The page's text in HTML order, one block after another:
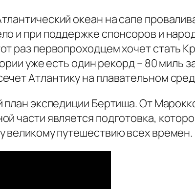
океан на сапе
и при поддержке спонсоров и
раз первопроходцем хочет стать
уже есть один рекорд – 80 миль
Атлантику на плавательном
экспедиции Бертиша. От
части является подготовка,
великому путешествию всех времен.